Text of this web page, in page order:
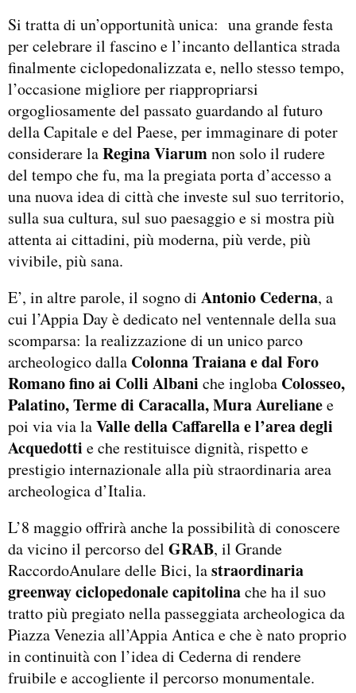
Si tratta di un’opportunità unica: una grande festa
per celebrare il fascino e l’incanto dellantica strada
finalmente ciclopedonalizzata e, nello stesso tempo,
l’occasione migliore per riappropriarsi
orgogliosamente del passato guardando al futuro
della Capitale e del Paese, per immaginare di poter
considerare laRegina Viarumnon solo il rudere
del tempo che fu, ma la pregiata porta d’accesso a
una nuova idea di città che investe sul suo territorio,
sulla sua cultura, sul suo paesaggio e si mostra più
attenta ai cittadini, più moderna, più verde, più
vivibile, più sana.
E’, in altre parole, il sogno di Antonio Cederna, a
cui l’Appia Day è dedicato nel ventennale della sua
scomparsa: la realizzazione di un unico parco
archeologico dalla Colonna Traiana e dal Foro
Romano fino ai Colli Albani che ingloba Colosseo,
Palatino, Terme di Caracalla, Mura Aurelianee
poi via via laValle della Caffarella e l’area degli
Acquedotti e che restituisce dignità, rispetto e
prestigio internazionale alla più straordinaria area
archeologica d’Italia.
L’8 maggio offrirà anche la possibilità di conoscere
da vicino il percorso del GRAB, il Grande
RaccordoAnulare delle Bici, lastraordinaria
greenway ciclopedonale capitolinache ha il suo
tratto più pregiato nella passeggiata archeologica da
Piazza Venezia all’Appia Antica e che è nato proprio
in continuità con l’idea di Cederna di rendere
fruibile e accogliente il percorso monumentale.